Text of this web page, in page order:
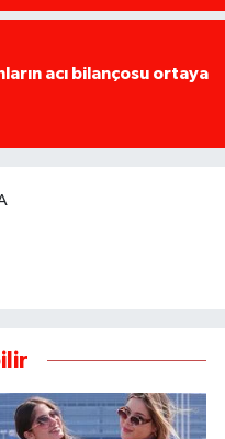
acı bilançosu ortaya